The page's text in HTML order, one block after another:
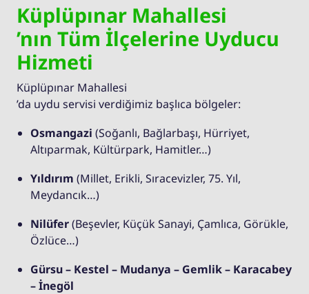
Küplüpınar Mahallesi
’nın Tüm İlçelerine Uyducu
Hizmeti
Küplüpınar Mahallesi
’da uydu servisi verdiğimiz başlıca bölgeler:
Osmangazi (Soğanlı, Bağlarbaşı, Hürriyet,
Altıparmak, Kültürpark, Hamitler…)
Yıldırım (Millet, Erikli, Sıracevizler, 75. Yıl,
Meydancık…)
Nilüfer(Beşevler, Küçük Sanayi, Çamlıca, Görükle,
Özlüce…)
Gürsu – Kestel – Mudanya – Gemlik – Karacabey
– İnegöl